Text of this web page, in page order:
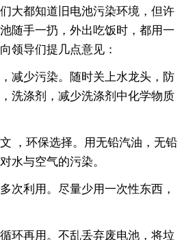
大都知道旧电池污染环境，但许
随手一扔，外出吃饭时，都用一
领导们提几点意见：
减少污染。随时关上水龙头，防
洗涤剂，减少洗涤剂中化学物质
，环保选择。用无铅汽油，无铅
水与空气的污染。
次利用。尽量少用一次性东西，
环再用。不乱丢弃废电池，将垃